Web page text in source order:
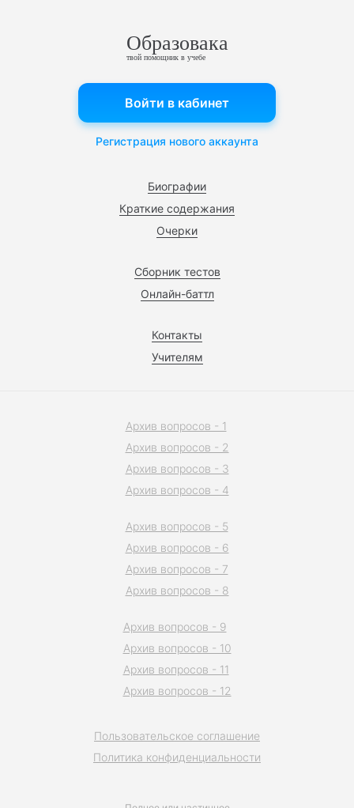
Образовака
твой помощник в учебе
Биографии
Краткие содержания
Очерки
Сборник тестов
Онлайн-баттл
Контакты
Учителям
Войти в кабинет
Регистрация нового аккаунта
Пользовательское соглашение
Политика конфиденциальности
Архив вопросов - 1
Архив вопросов - 2
Архив вопросов - 3
Архив вопросов - 4
Архив вопросов - 5
Архив вопросов - 6
Архив вопросов - 7
Архив вопросов - 8
Архив вопросов - 9
Архив вопросов - 10
Архив вопросов - 11
Архив вопросов - 12